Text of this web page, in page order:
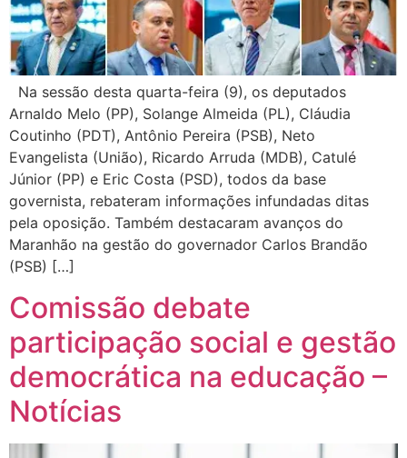
Na sessão desta quarta-feira (9), os deputados
Arnaldo Melo (PP), Solange Almeida (PL), Cláudia
Coutinho (PDT), Antônio Pereira (PSB), Neto
Evangelista (União), Ricardo Arruda (MDB), Catulé
Júnior (PP) e Eric Costa (PSD), todos da base
governista, rebateram informações infundadas ditas
pela oposição. Também destacaram avanços do
Maranhão na gestão do governador Carlos Brandão
(PSB) […]
Comissão debate
participação social e gestão
democrática na educação –
Notícias